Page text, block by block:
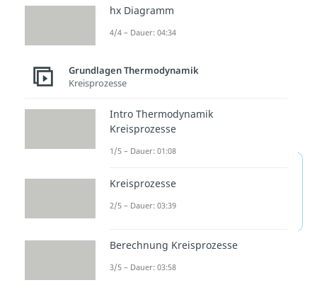
Erfolg und bis bald.
Reaktion — häufigste
Fragen (ausklappen)
Thermodynamik
hx Diagramm
4/4 – Dauer: 04:34
Grundlagen Thermodynamik
Kreisprozesse
Intro Thermodynamik
Kreisprozesse
1/5 – Dauer: 01:08
Kreisprozesse
2/5 – Dauer: 03:39
Berechnung Kreisprozesse
3/5 – Dauer: 03:58